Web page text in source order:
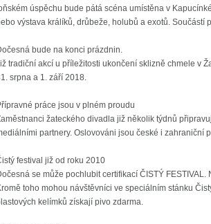
úspěchu bude pátá scéna umístěna v
výstava králíků, drůbeže, holubů a exotů.
bude na konci prázdnin.
tradiční akcí u příležitosti ukončení sklizně chmele v
srpna a 1. září 2018.
práce jsou v plném proudu
žateckého divadla již několik týdnů
partnery. Oslovováni jsou české i zahraniční
festival již od roku 2010
se může pochlubit certifikací ČISTÝ
toho mohou návštěvníci ve speciálním stánku
kelímků získají pivo zdarma.